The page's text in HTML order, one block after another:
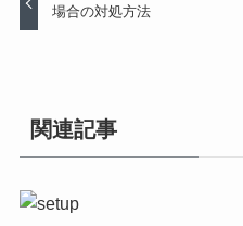
場合の対処方法
関連記事